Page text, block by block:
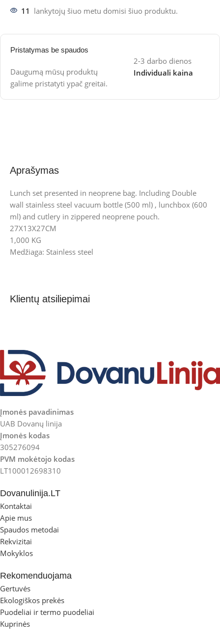
11 lankytojų šiuo metu domisi šiuo produktu.
Pristatymas be spaudos
Daugumą mūsų produktų
galime pristatyti ypač greitai.
2-3 darbo dienos
Individuali kaina
Aprašymas
Lunch set presented in neoprene bag. Including Double
wall stainless steel vacuum bottle (500 ml) , lunchbox (600
ml) and cutlery in zippered neoprene pouch.
27X13X27CM
1,000 KG
Medžiaga: Stainless steel
Klientų atsiliepimai
Įmonės pavadinimas
UAB Dovanų linija
Įmonės kodas
305276094
PVM mokėtojo kodas
LT100012698310
Dovanulinija.LT
Kontaktai
Apie mus
Spaudos metodai
Rekvizitai
Mokyklos
Rekomenduojama
Gertuvės
Ekologiškos prekės
Puodeliai ir termo puodeliai
Kuprinės